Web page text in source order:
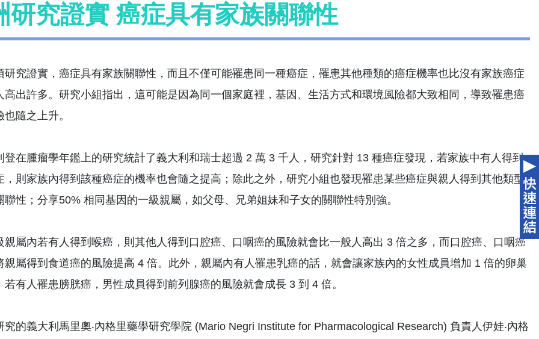
研究證實 癌症具有家族關聯性
研究證實，癌症具有家族關聯性，而且不僅可能罹患同一種癌症，罹患其他種類的癌症機率也比沒有家族癌症
高出許多。研究小組指出，這可能是因為同一個家庭裡，基因、生活方式和環境風險都大致相同，導致罹患癌
隨之上升。
登在腫瘤學年鑑上的研究統計了義大利和瑞士超過 2 萬 3 千人，研究針對 13 種癌症發現，若家族中有人得到
，則家族內得到該種癌症的機率也會隨之提高；除此之外，研究小組也發現罹患某些癌症與親人得到其他類型
聯性；分享50% 相同基因的一級親屬，如父母、兄弟姐妹和子女的關聯性特別強。
親屬內若有人得到喉癌，則其他人得到口腔癌、口咽癌的風險就會比一般人高出 3 倍之多，而口腔癌、口咽癌
親屬得到食道癌的風險提高 4 倍。此外，親屬內有人罹患乳癌的話，就會讓家族內的女性成員增加 1 倍的卵巢
若有人罹患膀胱癌，男性成員得到前列腺癌的風險就會成長 3 到 4 倍。
究的義大利馬里奧‧內格里藥學研究學院 (Mario Negri Institute for Pharmacological Research) 負責人伊娃‧內格